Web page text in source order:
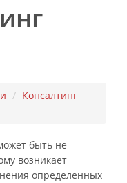
Консалтинг
быть не
возникает
определенных